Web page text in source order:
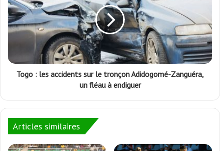
Togo : les accidents sur le tronçon Adidogomé-Zanguéra,
un fléau à endiguer
Articles similaires